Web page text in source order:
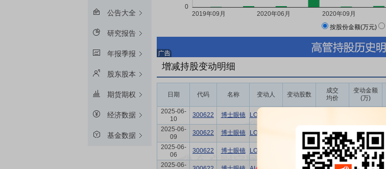
公告大全
研究报告
年报季报
股东股本
期货期权
经济数据
基金数据
按股份金额(万元)
增减持股变动明细
日期 代码 名称 变动人 变动股数
成交
均价
变动金额
(万)
2025-06-
10
300622 博士眼镜
2025-06-
09
300622 博士眼镜 -39.50万 27.91 -1102.45
2025-06-
06
300622 博士眼镜 -7.10万 28.26 -200.65
2025-06-